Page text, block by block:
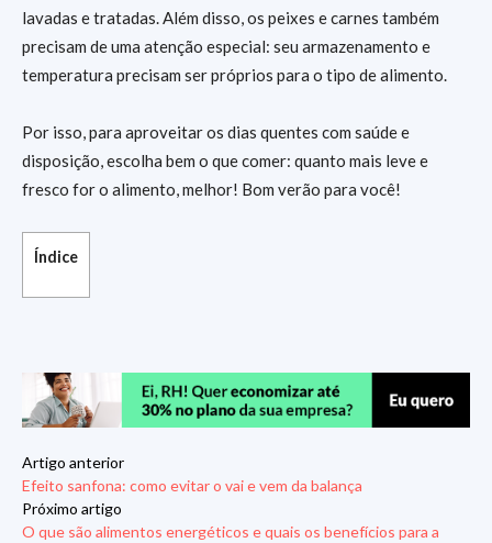
lavadas e tratadas. Além disso, os peixes e carnes também
precisam de uma atenção especial: seu armazenamento e
temperatura precisam ser próprios para o tipo de alimento.
Por isso, para aproveitar os dias quentes com saúde e
disposição, escolha bem o que comer: quanto mais leve e
fresco for o alimento, melhor! Bom verão para você!
Índice
Artigo anterior
Efeito sanfona: como evitar o vai e vem da balança
Próximo artigo
O que são alimentos energéticos e quais os benefícios para a